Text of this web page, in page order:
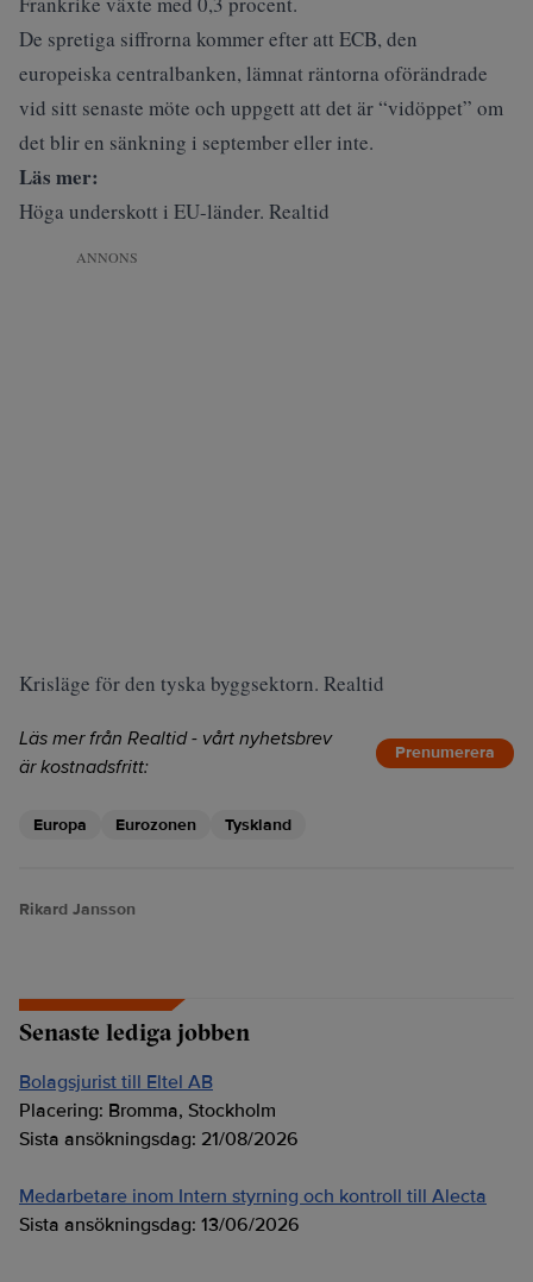
De spretiga siffrorna kommer efter att ECB, den
europeiska centralbanken, lämnat räntorna oförändrade
vid sitt senaste möte och uppgett att det är “vidöppet” om
det blir en sänkning i september eller inte.
Läs mer:
Höga underskott i EU-länder. Realtid
ANNONS
Krisläge för den tyska byggsektorn. Realtid
Läs mer från Realtid - vårt nyhetsbrev
är kostnadsfritt:
Prenumerera
Europa Eurozonen Tyskland
Rikard Jansson
Senaste lediga jobben
Bolagsjurist till Eltel AB
Placering: Bromma, Stockholm
Sista ansökningsdag: 21/08/2026
Medarbetare inom Intern styrning och kontroll till Alecta
Sista ansökningsdag: 13/06/2026